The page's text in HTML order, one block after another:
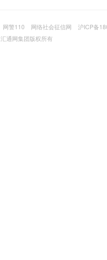
网警110 网络社会征信网
沪ICP备
汇通网集团版权所有